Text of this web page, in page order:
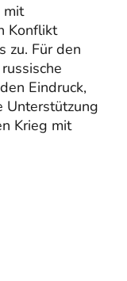
mit
Konflikt
zu. Für den
Eindruck,
Unterstützung
Krieg mit